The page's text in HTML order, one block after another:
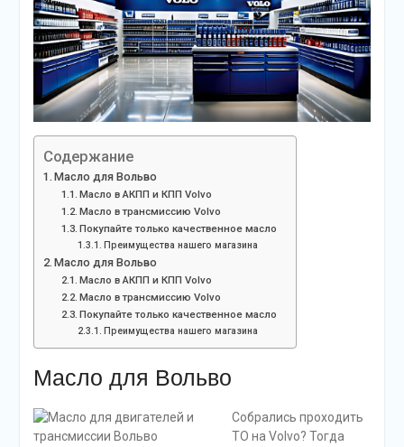
Содержание
Масло для Вольво
Масло в АКПП и КПП Volvo
Масло в трансмиссию Volvo
Покупайте только качественное масло
Преимущества нашего магазина
Масло для Вольво
Масло в АКПП и КПП Volvo
Масло в трансмиссию Volvo
Покупайте только качественное масло
Преимущества нашего магазина
Масло для Вольво
Собрались проходить
ТО на Volvo? Тогда